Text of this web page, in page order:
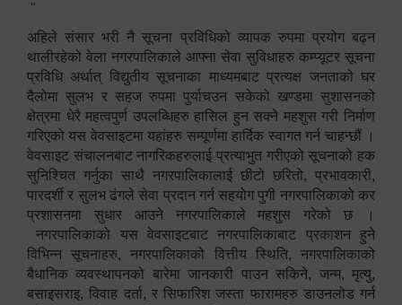
"
अहिले संसार भरी नै सूचना प्रविधिको व्यापक रुपमा प्रयोग बढ्न
थालीरहेको वेला नगरपालिकाले आफ्ना सेवा सुविधाहरु कम्प्यूटर सूचना
प्रविधि अर्थात् विद्युतीय सूचनाका माध्यमबाट प्रत्यक्ष जनताको घर
दैलोमा सुलभ र सहज रुपमा पुर्याचउन सकेको खण्डमा सुशासनको
क्षेत्रमा धेरै महत्वपुर्ण उपलब्धिहरु हासिल हुन सक्ने महशुस गरी निर्माण
गरिएको यस वेवसाइटमा यहांहरु सम्पूर्णमा हार्दिक स्वागत गर्न चाहन्छौं ।
वेवसाइट संचालनबाट नागरिकहरुलाई प्रत्याभुत गरीएको सूचनाको हक
सुनिश्चित गर्नुका साथै नगरपालिकालाई छीटो छरितो, प्रभावकारी,
पारदर्शी र सुलभ ढंगले सेवा प्रदान गर्न सहयोग पुगी नगरपालिकाको कर
प्रशासनमा सुधार आउने नगरपालिकाले महशुस गरेको छ ।
नगरपालिकाको यस वेवसाइटबाट नगरपालिकाबाट प्रकाशन हुने
विभिन्न सूचनाहरु, नगरपालिकाको वित्तीय स्थिति, नगरपालिकाको
बैधानिक व्यवस्थापनको बारेमा जानकारी पाउन सकिने, जन्म, मृत्यु,
बसाइसराइ, विवाह दर्ता, र सिफारिश जस्ता फारामहरु डाउनलोड गर्न